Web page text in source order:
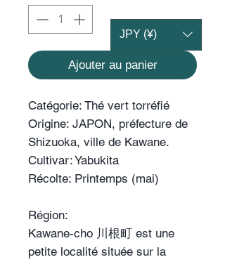
Ajouter au panier
Catégorie: Thé vert torréfié
Origine: JAPON, préfecture de
Shizuoka, ville de Kawane.
Cultivar:Yabukita
Récolte: Printemps (mai)
Région:
Kawane-cho 川根町 est une
petite localité située sur la
JPY (¥)